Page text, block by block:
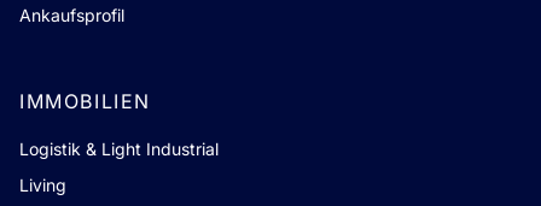
Ankaufsprofil
IMMOBILIEN
Logistik & Light Industrial
Living